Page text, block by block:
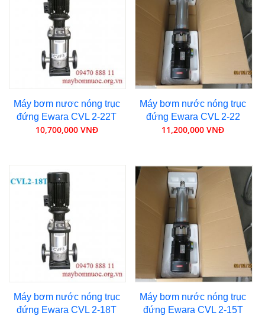
Máy bơm nươc nóng trục
đứng Ewara CVL 2-22T
10,700,000 VNĐ
Máy bơm nước nóng trục
đứng Ewara CVL 2-22
11,200,000 VNĐ
Máy bơm nước nóng trục
đứng Ewara CVL 2-18T
Máy bơm nước nóng trục
đứng Ewara CVL 2-15T